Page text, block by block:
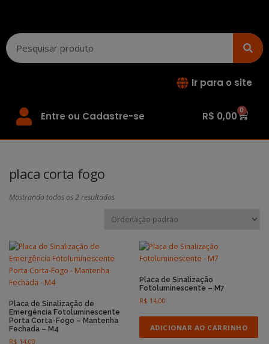
Ir para o site
Entre ou Cadastre-se R$ 0,00 0
placa corta fogo
Mostrando todos os 2 resultados
Placa de Sinalização de
Emergência Fotoluminescente
Porta Corta-Fogo – Mantenha
Fechada – M4
R$ 14,00
Placa de Sinalização
Fotoluminescente – M7
R$ 14,00
ADICIONAR AO CARRINHO